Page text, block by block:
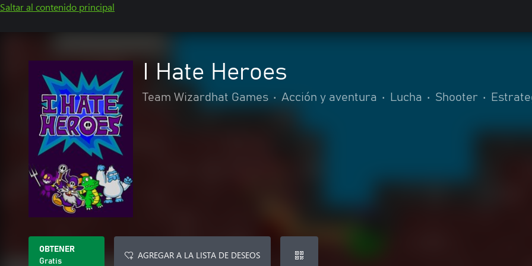
Saltar al contenido principal
I Hate Heroes
Team Wizardhat Games • Acción y aventura • Lucha • Shooter •
OBTENER
Gratis
AGREGAR A LA LISTA DE DESEOS